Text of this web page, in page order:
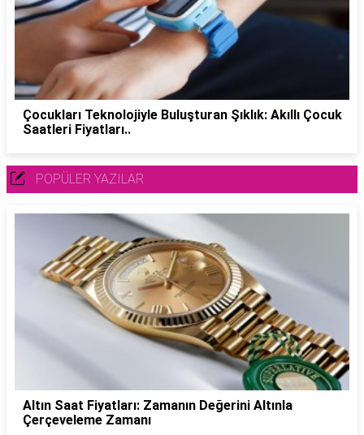
Çocukları Teknolojiyle Buluşturan Şıklık: Akıllı Çocuk
Saatleri Fiyatları..
POPÜLER YAZILAR
Altın Saat Fiyatları: Zamanın Değerini Altınla
Çerçeveleme Zamanı